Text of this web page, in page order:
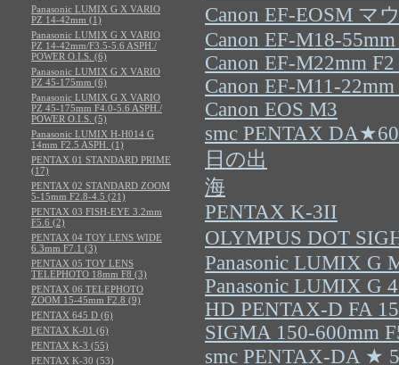
Canon EF-EOSM マ
Canon EF-M18-
Canon EF-M22mm
Canon EF-M11-
Canon EOS M3
smc PENTAX
日の出
海
PENTAX K-3II
OLYMPUS DOT
Panasonic LUMIX G
Panasonic LUMIX G
HD PENTAX-D FA
SIGMA 150-600mm
smc PENTAX-DA ★
Panasonic LUMIX G X VARIO
PZ 14-42mm (1)
Panasonic LUMIX G X VARIO
PZ 14-42mm/F3.5-5.6 ASPH./
POWER O.I.S. (6)
Panasonic LUMIX G X VARIO
PZ 45-175mm (6)
Panasonic LUMIX G X VARIO
PZ 45-175mm F4.0-5.6 ASPH./
POWER O.I.S. (5)
Panasonic LUMIX H-H014 G
14mm F2.5 ASPH. (1)
PENTAX 01 STANDARD PRIME
(17)
PENTAX 02 STANDARD ZOOM
5-15mm F2.8-4.5 (21)
PENTAX 03 FISH-EYE 3.2mm
F5.6 (2)
PENTAX 04 TOY LENS WIDE
6.3mm F7.1 (3)
PENTAX 05 TOY LENS
TELEPHOTO 18mm F8 (3)
PENTAX 06 TELEPHOTO
ZOOM 15-45mm F2.8 (9)
PENTAX 645 D (6)
PENTAX K-01 (6)
PENTAX K-3 (55)
PENTAX K-30 (53)